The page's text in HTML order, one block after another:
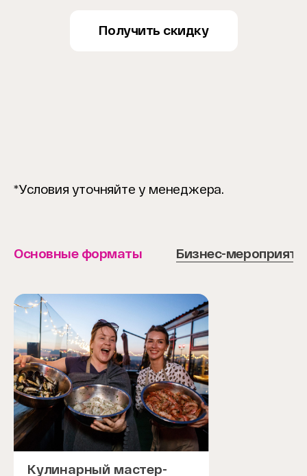
Получить скидку
*Условия уточняйте у менеджера.
Основные форматы Бизнес-
Кулинарный мастер-